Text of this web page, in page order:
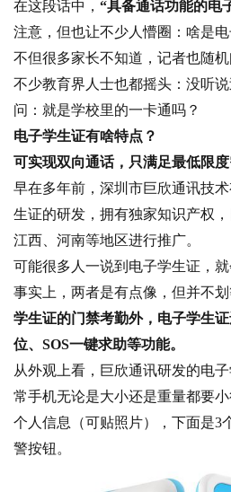
在这段话中， “具备通话功能的电
注意，但也让不少人懵圈：啥是电
不但很多家长不知道，记者也随
不少教育界人士也都摇头：没听
问：就是学校里的一卡通吗？
电子学生证有啥特点？
可实现双向通话，只满足最低限
早在多年前，深圳市巨欣通讯技
生证的研发，拥有独家知识产权，
江西、河南等地区进行推广。
可能很多人一说到电子学生证，就
事实上，两者是有点像，但并不划
学生证的门禁考勤外，电子学生
位、SOS一键求助等功能。
从外观上看，巨欣通讯研发的电
常手机无论是大小还是重量都要
个人信息（可贴照片），下面是3
警按钮。